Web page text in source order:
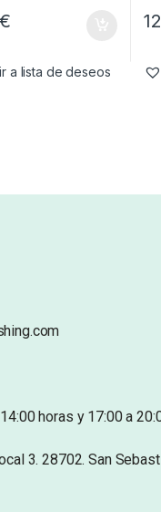
€
a lista de deseos
horas y 17:00 a
3. 28702. San